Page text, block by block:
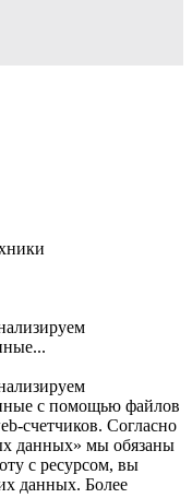
с помощью файлов
счетчиков. Согласно
данных» мы обязаны
с ресурсом, вы
данных. Более